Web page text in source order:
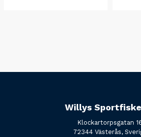
Willys Sportfiske
Klockartorpsgatan
72344 Västerås,